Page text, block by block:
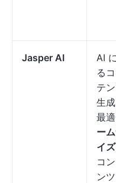
Jasper AI
AI
る
テ
生
最適
ー
イズ
コ
ン